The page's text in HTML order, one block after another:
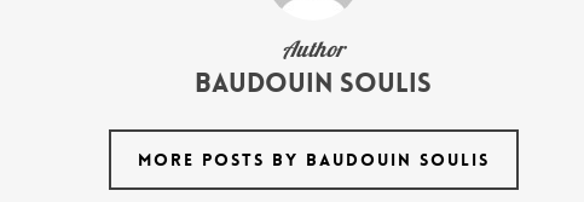
Author
Baudouin Soulis
MORE POSTS BY BAUDOUIN SOULIS